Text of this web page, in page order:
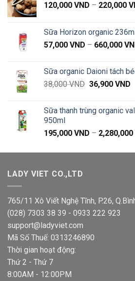
120,000 VND – 220,000
Sữa Horizon organic
57,000 VND – 660,000
Sữa organic Daioni tách
38,000VND Giá
38,000 VND.
36,900 VND
Sữa thanh trùng organic
950ml
195,000 VND – 2,280,000
LADY VIET CO.,LTD
765/11 Xô Viết Nghệ Tĩnh, P.26,
(028) 7303 38 39 - 0933 222 923
support@ladyviet.com
Mã Số Thuế: 0313246890
Thời gian hoạt động:
Thứ 2 - Thứ 7
8:00AM - 12:00PM